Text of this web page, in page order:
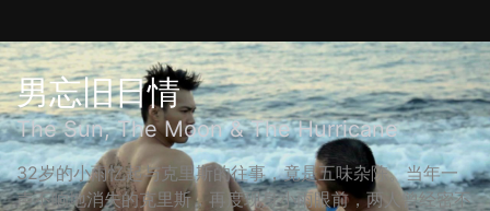
男忘旧日情
The Sun, The Moon & The Hurricane
32岁的小雨忆起与克里斯的往事，竟是五味杂陈。当年一
声不响地消失的克里斯，再度现身小雨眼前，两人曾经密不